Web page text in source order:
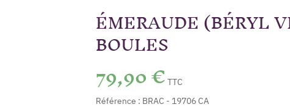
ÉMERAUDE (BÉRYL
BOULES
79,90 € TTC
Référence : BRAC - 19706 CA